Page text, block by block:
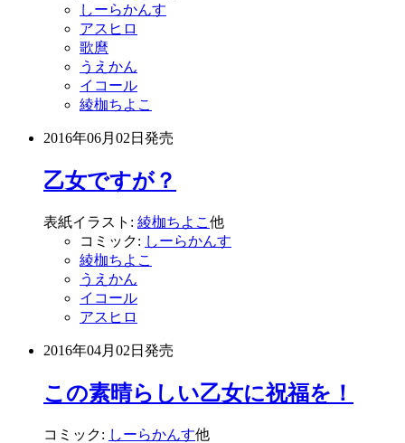
しーらかんす
アスヒロ
歌麿
うえかん
イコール
綾枷ちよこ
2016年06月02日 発売
乙女ですが？
表紙イラスト: 綾枷ちよこ 他
コミック: しーらかんす
綾枷ちよこ
うえかん
イコール
アスヒロ
2016年04月02日 発売
この素晴らしい乙女に祝福を！
コミック: しーらかんす他